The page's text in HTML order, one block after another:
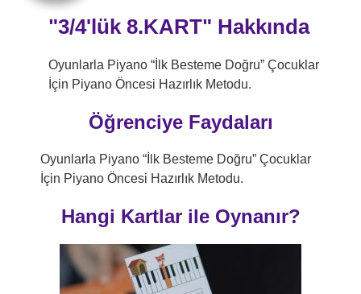
"3/4'lük 8.KART" Hakkında
Oyunlarla Piyano “İlk Besteme Doğru” Çocuklar
İçin Piyano Öncesi Hazırlık Metodu.
Öğrenciye Faydaları
Oyunlarla Piyano “İlk Besteme Doğru” Çocuklar
İçin Piyano Öncesi Hazırlık Metodu.
Hangi Kartlar ile Oynanır?